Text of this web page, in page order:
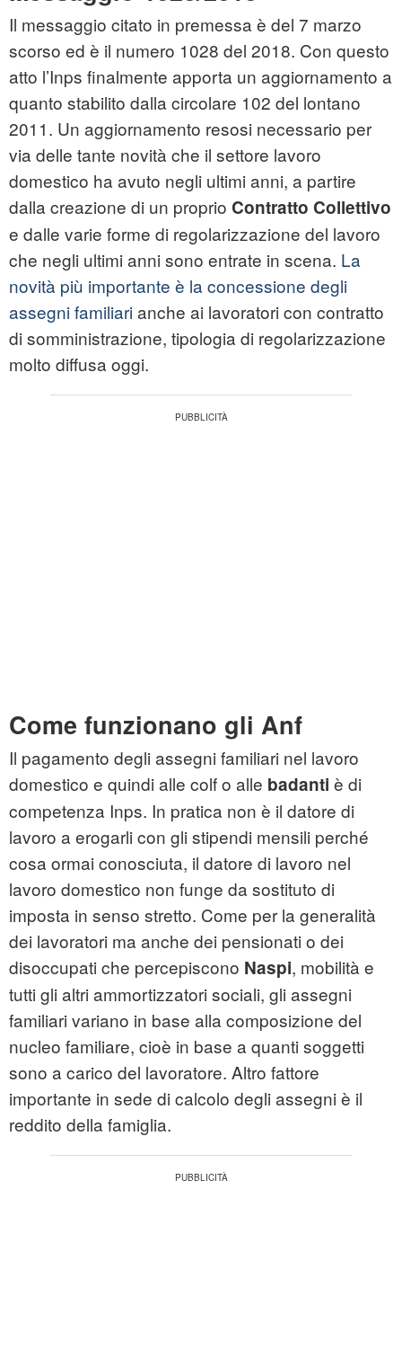
Il messaggio citato in premessa è del 7 marzo
scorso ed è il numero 1028 del 2018. Con questo
atto l’Inps finalmente apporta un aggiornamento a
quanto stabilito dalla circolare 102 del lontano
2011. Un aggiornamento resosi necessario per
via delle tante novità che il settore lavoro
domestico ha avuto negli ultimi anni, a partire
dalla creazione di un proprio Contratto Collettivo
e dalle varie forme di regolarizzazione del lavoro
che negli ultimi anni sono entrate in scena. La
novità più importante è la concessione degli
assegni familiarianche ai lavoratori con contratto
di somministrazione, tipologia di regolarizzazione
molto diffusa oggi.
Come funzionano gli Anf
Il pagamento degli assegni familiari nel lavoro
domestico e quindi alle colf o alle badanti è di
competenza Inps. In pratica non è il datore di
lavoro a erogarli con gli stipendi mensili perché
cosa ormai conosciuta, il datore di lavoro nel
lavoro domestico non funge da sostituto di
imposta in senso stretto. Come per la generalità
dei lavoratori ma anche dei pensionati o dei
disoccupati che percepiscono Naspi, mobilità e
tutti gli altri ammortizzatori sociali, gli assegni
familiari variano in base alla composizione del
nucleo familiare, cioè in base a quanti soggetti
sono a carico del lavoratore. Altro fattore
importante in sede di calcolo degli assegni è il
reddito della famiglia.